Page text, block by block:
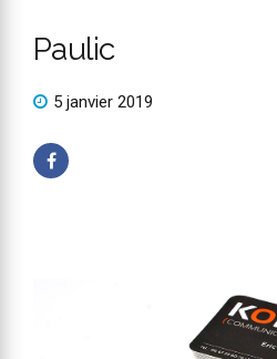
Paulic
5 janvier 2019